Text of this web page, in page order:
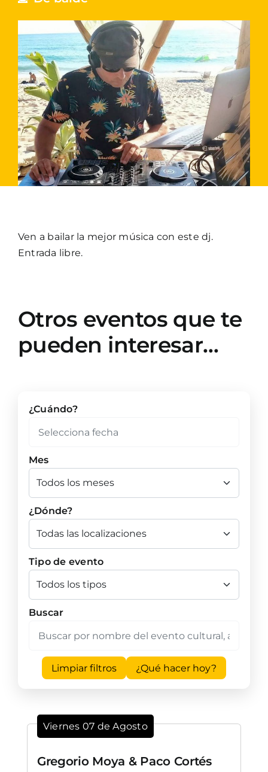
Ven a bailar la mejor música con este dj.
Entrada libre.
Otros eventos que te
pueden interesar…
¿Cuándo?
Mes
¿Dónde?
Tipo de evento
Buscar
Limpiar filtros ¿Qué hacer hoy?
Viernes 07 de Agosto
Gregorio Moya & Paco Cortés